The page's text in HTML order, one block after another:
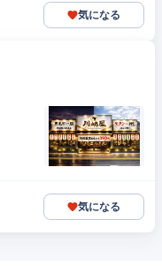
気になる
気になる